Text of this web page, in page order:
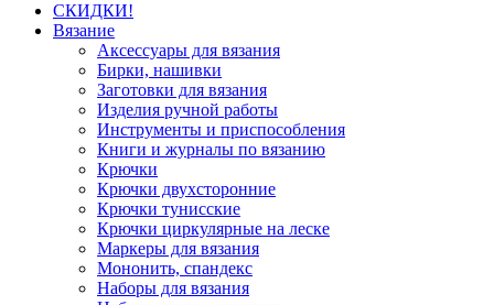
СКИДКИ!
Вязание
Аксессуары для вязания
Бирки, нашивки
Заготовки для вязания
Изделия ручной работы
Инструменты и приспособления
Книги и журналы по вязанию
Крючки
Крючки двухсторонние
Крючки тунисские
Крючки циркулярные на леске
Маркеры для вязания
Мононить, спандекс
Наборы для вязания